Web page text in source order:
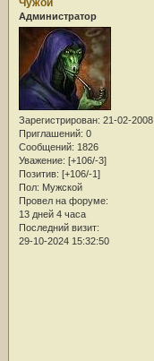
Администратор
Зарегистрирован: 21-02-2008
Приглашений: 0
Сообщений: 1826
Уважение: [+106/-3]
Позитив: [+106/-1]
Пол: Мужской
Провел на форуме:
13 дней 4 часа
Последний визит:
29-10-2024 15:32:50